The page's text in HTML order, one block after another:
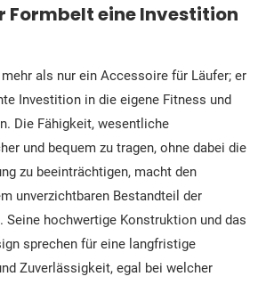
Formbelt eine Investition
als nur ein Accessoire für Läufer; er
Investition in die eigene Fitness und
Die Fähigkeit, wesentliche
und bequem zu tragen, ohne dabei die
zu beeinträchtigen, macht den
unverzichtbaren Bestandteil der
Seine hochwertige Konstruktion und das
sprechen für eine langfristige
Zuverlässigkeit, egal bei welcher